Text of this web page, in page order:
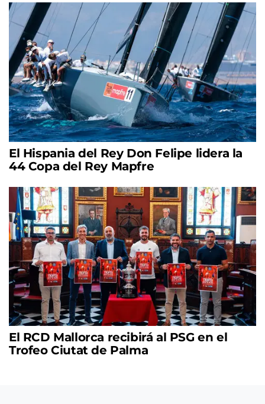
El Hispania del Rey Don Felipe lidera la
44 Copa del Rey Mapfre
El RCD Mallorca recibirá al PSG en el
Trofeo Ciutat de Palma